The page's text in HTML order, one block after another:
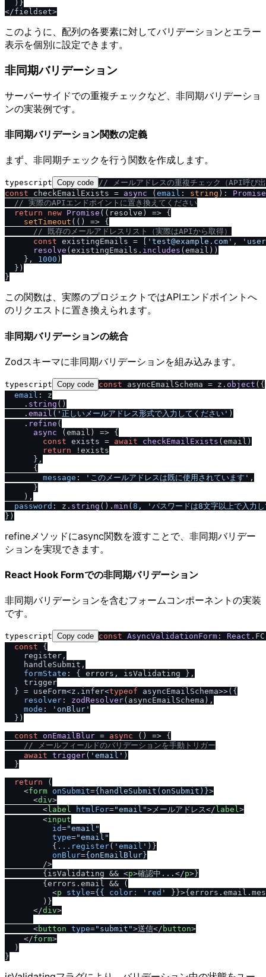
  )}
このように、配列の各要素に対してバリデーションとエラー
表示を個別に設定できます。
非同期バリデーション
サーバーサイドでの重複チェックなど、非同期バリデーショ
ンの実装例です。
非同期バリデーション関数の定義
まず、非同期チェックを行う関数を作成します。
typescript Copy code // メールアドレスの重複チェック（API呼び
const checkEmailExists = async ( email : string ): Promise
// 実際のAPIエンドポイントに置き換えてください
return
new Promise ( ( resolve ) => {
setTimeout ( () => {
// 既存のメールアドレスリスト（実際はAPIから取得）
const existingEmails = [ 'test@example.com' ,
resolve (existingEmails. includes (email))
    },
1000 )
  })
この関数は、実際のプロジェクトではAPIエンドポイントへ
のリクエストに置き換えられます。
非同期バリデーションの統合
Zodスキーマに非同期バリデーションを組み込みます。
typescript Copy code const asyncEmailSchema = z. object ({
email : z
    .
string ()
    .
email ( '正しいメールアドレス形式で入力してください' )
    .
refine (
async (email) => {
const exists = await checkEmailExists (email)
return !exists
      },
      {
message : 'このメールアドレスは既に使用されています' ,
      }
    ),
password : z. string (). min ( 8 ,
'パスワードは8文字以上で入力
refineメソッドにasync関数を渡すことで、非同期バリデー
ションを実現できます。
React Hook Formでの非同期バリデーション
非同期バリデーションを含むフォームコンポーネントの実装
です。
typescript Copy code const AsyncValidationForm : React . FC
const {
    register,
    handleSubmit,
formState : { errors, isValidating },
    trigger
  } = useForm<z.
infer<typeof asyncEmailSchema>>({
resolver : zodResolver(asyncEmailSchema),
mode :
'onBlur'
  })
const
onEmailBlur = async ( ) => {
// メールフィールドのバリデーションを手動トリガー
await trigger( 'email' )
  }
return (
<form onSubmit={handleSubmit(onSubmit)}>
<div>
<label htmlFor="email">メールアドレス</ label>
<input
id="email"
type="email"
          {
...register(' email ')}
onBlur={onEmailBlur}
        />
        {isValidating &&
<p>確認中... </p> }
        {errors.email && (
<p style={{ color: ' red ' }}>
        )}
</div>
<button type="submit">送信</ button>
</form>
  )